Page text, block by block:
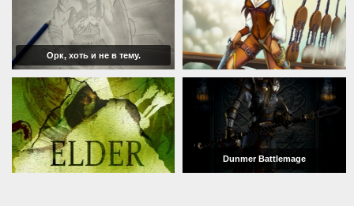
Орк, хоть и не в тему.
Dunmer Battlemage